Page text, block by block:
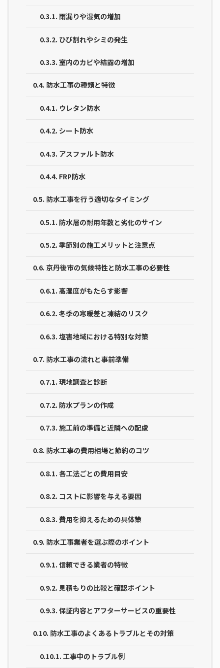
0.3.1. 雨漏りや湿気の増加
0.3.2. ひび割れやシミの発生
0.3.3. 室内のカビや結露の増加
0.4. 防水工事の種類と特徴
0.4.1. ウレタン防水
0.4.2. シート防水
0.4.3. アスファルト防水
0.4.4. FRP防水
0.5. 防水工事を行う適切なタイミング
0.5.1. 防水層の耐用年数と劣化のサイン
0.5.2. 季節別の施工メリットと注意点
0.6. 京丹後市の気候特性と防水工事の必要性
0.6.1. 高湿度がもたらす影響
0.6.2. 冬季の寒暖差と凍結のリスク
0.6.3. 塩害地域における特別な対策
0.7. 防水工事の流れと事前準備
0.7.1. 現地調査と診断
0.7.2. 防水プランの作成
0.7.3. 施工前の準備と近隣への配慮
0.8. 防水工事の費用相場と節約のコツ
0.8.1. 各工法ごとの費用目安
0.8.2. コストに影響を与える要因
0.8.3. 費用を抑えるための具体策
0.9. 防水工事業者を選ぶ際のポイント
0.9.1. 信頼できる業者の特徴
0.9.2. 見積もりの比較と確認ポイント
0.9.3. 保証内容とアフターサービスの重要性
0.10. 防水工事のよくあるトラブルとその対策
0.10.1. 工事中のトラブル例